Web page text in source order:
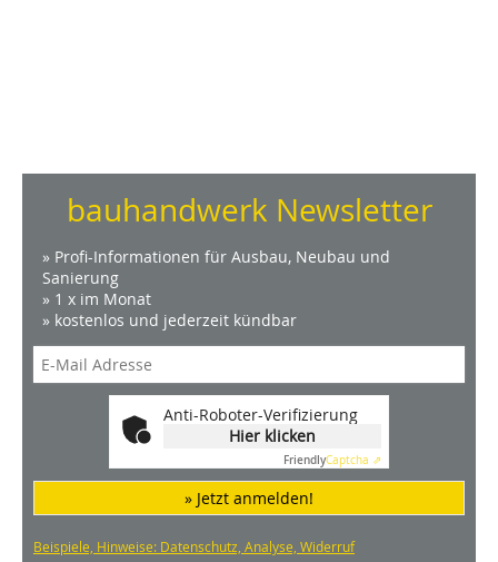
bauhandwerk Newsletter
» Profi-Informationen für Ausbau, Neubau und
Sanierung
» 1 x im Monat
» kostenlos und jederzeit kündbar
Anti-Roboter-Verifizierung
Hier klicken
FriendlyCaptcha ⇗
» Jetzt anmelden!
Beispiele, Hinweise: Datenschutz, Analyse, Widerruf